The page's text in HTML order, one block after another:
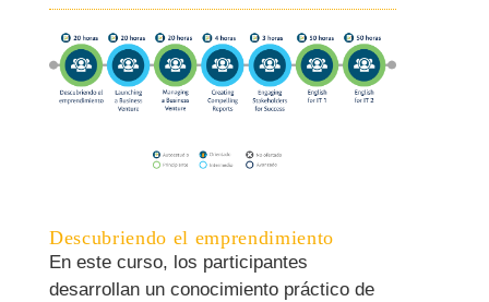
Descubriendo el emprendimiento
En este curso, los participantes
desarrollan un conocimiento práctico de